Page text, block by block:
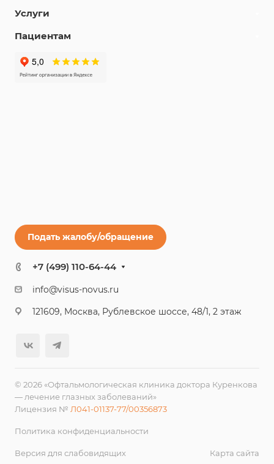
Услуги
Пациентам
Подать жалобу/обращение
+7 (499) 110-64-44
info@visus-novus.ru
121609, Москва, Рублевское шоссе, 48/1, 2 этаж
© 2026 «Офтальмологическая клиника доктора Куренкова
— лечение глазных заболеваний»
Лицензия № Л041-01137-77/00356873
Политика конфиденциальности
Версия для слабовидящих Карта сайта